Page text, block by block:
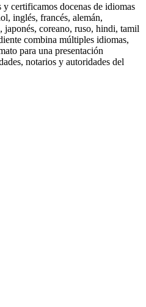
certificamos docenas de idiomas
inglés, francés, alemán,
japonés, coreano, ruso, hindi, tamil
combina múltiples idiomas,
para una presentación
notarios y autoridades del